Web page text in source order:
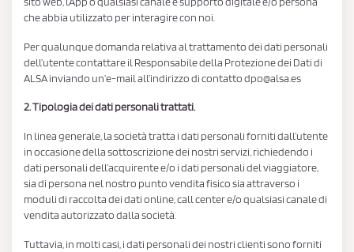
che abbia utilizzato per interagire con noi.
Per qualunque domanda relativa al trattamento dei dati personali
dell’utente contattare il Responsabile della Protezione dei Dati di
ALSA inviando un’e-mail all’indirizzo di contatto dpo@alsa.es
2. Tipologia dei dati personali trattati.
In linea generale, la società tratta i dati personali forniti dall’utente
in occasione della sottoscrizione dei nostri servizi, richiedendo i
dati personali dell’acquirente e/o i dati personali del viaggiatore,
sia di persona nel nostro punto vendita fisico sia attraverso i
moduli di raccolta dei dati online, call center e/o qualsiasi canale di
vendita autorizzato dalla società.
Tuttavia, in molti casi, i dati personali dei nostri clienti sono forniti